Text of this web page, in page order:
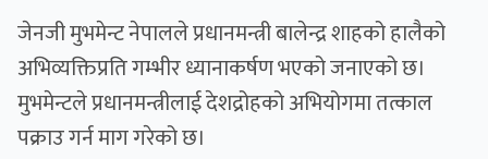
जेनजी मुभमेन्ट नेपालले प्रधानमन्त्री बालेन्द्र शाहको हालैको
अभिव्यक्तिप्रति गम्भीर ध्यानाकर्षण भएको जनाएको छ।
मुभमेन्टले प्रधानमन्त्रीलाई देशद्रोहको अभियोगमा तत्काल
पक्राउ गर्न माग गरेको छ।